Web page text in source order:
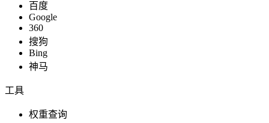
百度
Google
360
搜狗
Bing
神马
工具
权重查询